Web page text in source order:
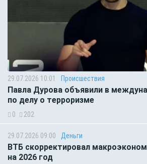
29.07.2026 10:01 Происшествия
Павла Дурова объявили в
по делу о терроризме
0 202
29.07.2026 09:00 Деньги
ВТБ скорректировал
на 2026 год